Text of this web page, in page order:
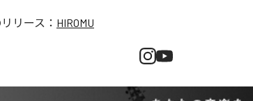
リース： HIROMU